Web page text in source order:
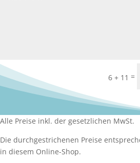
6 + 11 =
Alle Preise inkl. der gesetzlichen MwSt.
Die durchgestrichenen Preise
in diesem Online-Shop.